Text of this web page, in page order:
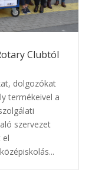
Clubtól
dolgozókat
termékeivel a
szervezet
el